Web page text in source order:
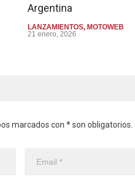
Argentina
LANZAMIENTOS, MOTOWEB
21 enero, 2026
marcados con * son obligatorios.